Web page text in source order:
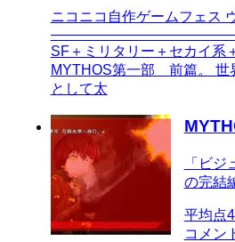
ニコニコ自作ゲームフェス
SF＋ミリタリー＋セカイ系
MYTHOS第一部 前篇。
として太
「ビ
の完結
平均点
コメン